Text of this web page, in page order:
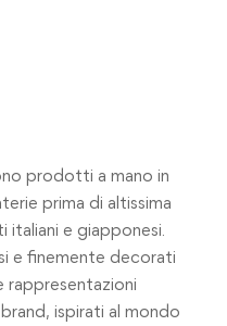
prodotti a mano in
prima di altissima
e giapponesi.
e finemente decorati
rappresentazioni
ispirati al mondo